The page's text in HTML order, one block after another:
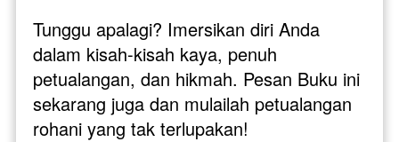
Tunggu apalagi? Imersikan diri Anda
dalam kisah-kisah kaya, penuh
petualangan, dan hikmah. Pesan Buku ini
sekarang juga dan mulailah petualangan
rohani yang tak terlupakan!